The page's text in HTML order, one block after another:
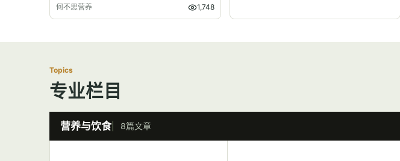
何不思营养 1,748
Topics
专业栏目
营养与饮食 8篇文章